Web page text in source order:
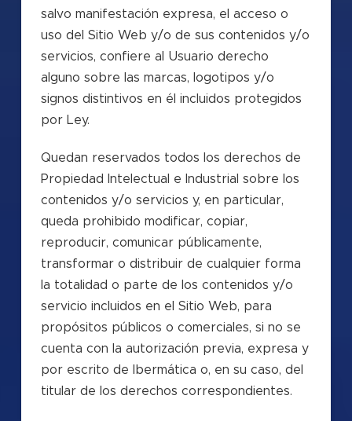
salvo manifestación expresa, el acceso o
uso del Sitio Web y/o de sus contenidos y/o
servicios, confiere al Usuario derecho
alguno sobre las marcas, logotipos y/o
signos distintivos en él incluidos protegidos
por Ley.
Quedan reservados todos los derechos de
Propiedad Intelectual e Industrial sobre los
contenidos y/o servicios y, en particular,
queda prohibido modificar, copiar,
reproducir, comunicar públicamente,
transformar o distribuir de cualquier forma
la totalidad o parte de los contenidos y/o
servicio incluidos en el Sitio Web, para
propósitos públicos o comerciales, si no se
cuenta con la autorización previa, expresa y
por escrito de Ibermática o, en su caso, del
titular de los derechos correspondientes.